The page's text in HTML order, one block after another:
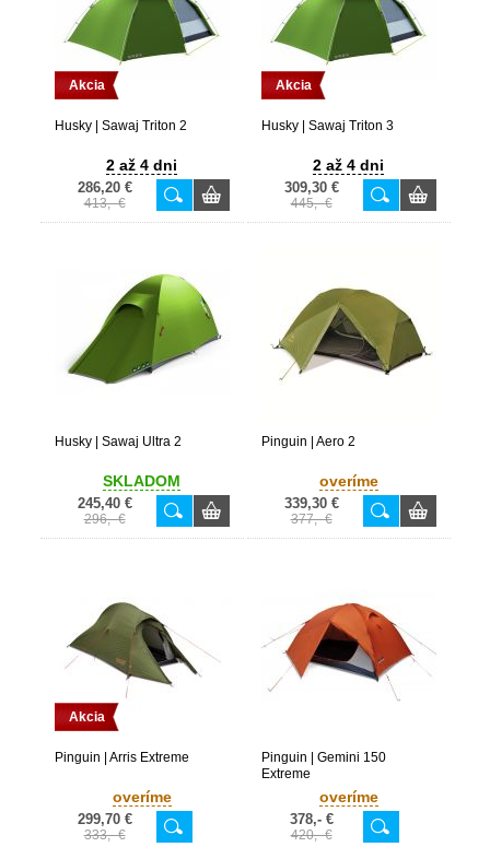
Akcia
Husky | Sawaj Triton 2
2 až 4 dni
286,20 €
413,- €
Akcia
Husky | Sawaj Triton 3
2 až 4 dni
309,30 €
445,- €
Husky | Sawaj Ultra 2
SKLADOM
245,40 €
296,- €
Pinguin | Aero 2
overíme
339,30 €
377,- €
Akcia
Pinguin | Arris Extreme
overíme
299,70 €
333,- €
Pinguin | Gemini 150
Extreme
overíme
378,- €
420,- €